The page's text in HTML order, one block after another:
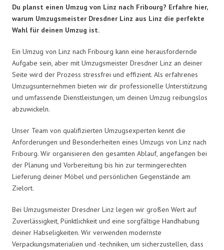
Du planst einen Umzug von Linz nach Fribourg? Erfahre hier,
warum Umzugsmeister Dresdner Linz aus Linz die perfekte
Wahl für deinen Umzug ist.
Ein Umzug von Linz nach Fribourg kann eine herausfordernde
Aufgabe sein, aber mit Umzugsmeister Dresdner Linz an deiner
Seite wird der Prozess stressfrei und effizient. Als erfahrenes
Umzugsunternehmen bieten wir dir professionelle Unterstützung
und umfassende Dienstleistungen, um deinen Umzug reibungslos
abzuwickeln.
Unser Team von qualifizierten Umzugsexperten kennt die
Anforderungen und Besonderheiten eines Umzugs von Linz nach
Fribourg. Wir organisieren den gesamten Ablauf, angefangen bei
der Planung und Vorbereitung bis hin zur termingerechten
Lieferung deiner Möbel und persönlichen Gegenstände am
Zielort.
Bei Umzugsmeister Dresdner Linz legen wir großen Wert auf
Zuverlässigkeit, Pünktlichkeit und eine sorgfältige Handhabung
deiner Habseligkeiten. Wir verwenden modernste
Verpackungsmaterialien und -techniken, um sicherzustellen, dass